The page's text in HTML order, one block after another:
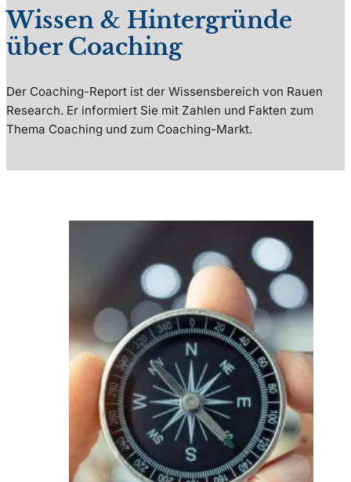
Wissen & Hintergründe
über Coaching
Der Coaching-Report ist der Wissensbereich von Rauen
Research. Er informiert Sie mit Zahlen und Fakten zum
Thema Coaching und zum Coaching-Markt.